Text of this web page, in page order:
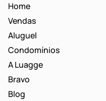
Home
Vendas
Aluguel
Condomínios
A Luagge
Bravo
Blog